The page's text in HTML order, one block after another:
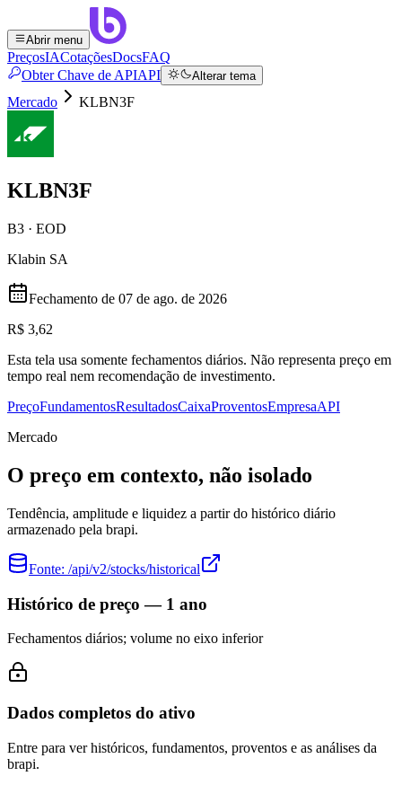
Abrir menu
PreçosIACotaçõesDocsFAQ
Obter Chave de APIAPI Alterar tema
Mercado KLBN3F
KLBN3F
B3 · EOD
Klabin SA
Fechamento de 07 de ago. de 2026
R$ 3,62
Esta tela usa somente fechamentos diários. Não representa preço em
tempo real nem recomendação de investimento.
PreçoFundamentosResultadosCaixaProventosEmpresaAPI
Mercado
O preço em contexto, não isolado
Tendência, amplitude e liquidez a partir do histórico diário
armazenado pela brapi.
Fonte: /api/v2/stocks/historical
Histórico de preço — 1 ano
Fechamentos diários; volume no eixo inferior
Dados completos do ativo
Entre para ver históricos, fundamentos, proventos e as análises da
brapi.